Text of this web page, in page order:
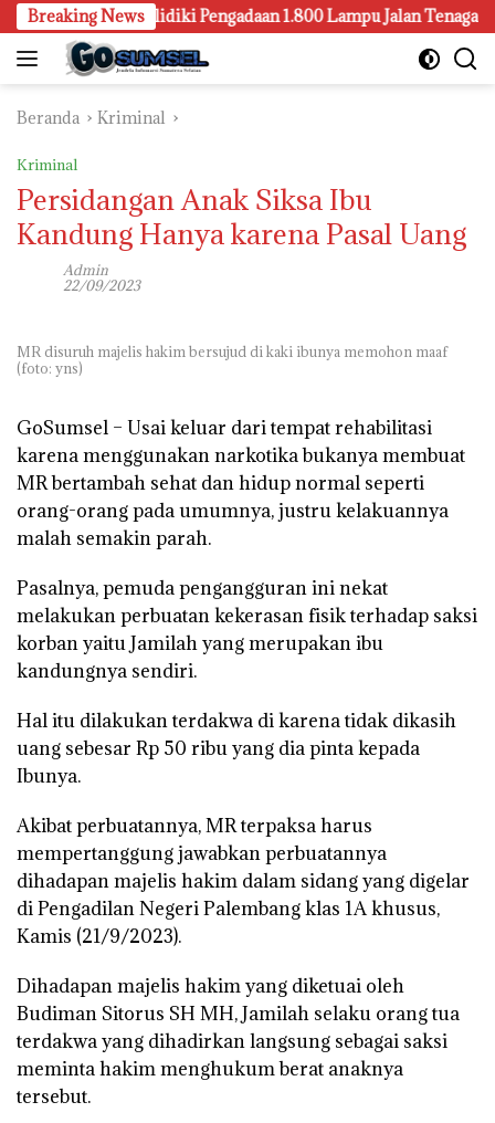
Langsung
ke
konten
Breaking News
Juga Selidiki Pengadaan 1.800 Lampu Jalan Tenaga Surya
Beranda Kriminal
Kriminal
Persidangan Anak Siksa Ibu
Kandung Hanya karena Pasal Uang
Admin
22/09/2023
MR disuruh majelis hakim bersujud di kaki ibunya memohon maaf
(foto: yns)
GoSumsel – Usai keluar dari tempat rehabilitasi
karena menggunakan narkotika bukanya membuat
MR bertambah sehat dan hidup normal seperti
orang-orang pada umumnya, justru kelakuannya
malah semakin parah.
Pasalnya, pemuda pengangguran ini nekat
melakukan perbuatan kekerasan fisik terhadap saksi
korban yaitu Jamilah yang merupakan ibu
kandungnya sendiri.
Hal itu dilakukan terdakwa di karena tidak dikasih
uang sebesar Rp 50 ribu yang dia pinta kepada
Ibunya.
Akibat perbuatannya, MR terpaksa harus
mempertanggung jawabkan perbuatannya
dihadapan majelis hakim dalam sidang yang digelar
di Pengadilan Negeri Palembang klas 1A khusus,
Kamis (21/9/2023).
Dihadapan majelis hakim yang diketuai oleh
Budiman Sitorus SH MH, Jamilah selaku orang tua
terdakwa yang dihadirkan langsung sebagai saksi
meminta hakim menghukum berat anaknya
tersebut.